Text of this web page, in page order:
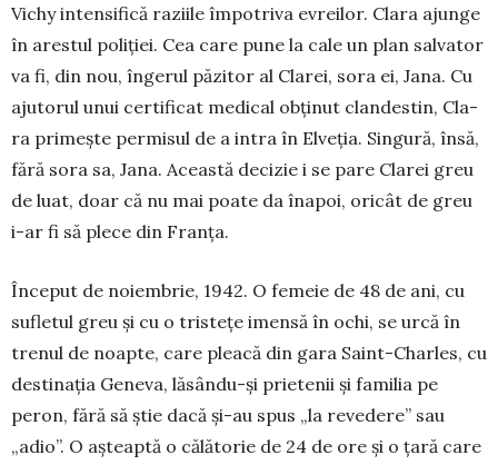
Vichy intensifică raziile împotriva evreilor. Clara ajunge
în arestul poliției. Cea care pune la cale un plan salvator
va fi, din nou, îngerul păzitor al Clarei, sora ei, Jana. Cu
aju­torul unui certificat medical obținut clandestin, Cla­
ra primește permisul de a intra în Elveția. Singură, însă,
fără sora sa, Jana. Această decizie i se pare Clarei greu
de luat, doar că nu mai poate da înapoi, oricât de greu
i-ar fi să plece din Franța.
Început de noiembrie, 1942. O femeie de 48 de ani, cu
sufletul greu și cu o tristețe imensă în ochi, se urcă în
trenul de noapte, care pleacă din gara Saint-Charles, cu
destinația Geneva, lăsându-și prietenii și familia pe
peron, fără să știe dacă și-au spus „la revedere” sau
„adio”. O așteaptă o călăto­rie de 24 de ore și o țară care